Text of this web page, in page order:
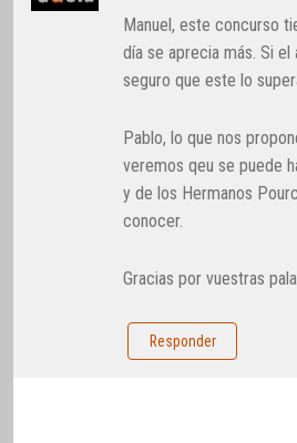
Manuel, este concurso
día se aprecia más. Si
seguro que este lo
Pablo, lo que nos
veremos qeu se puede
y de los Hermanos
conocer.
Gracias por vuestras
Responder